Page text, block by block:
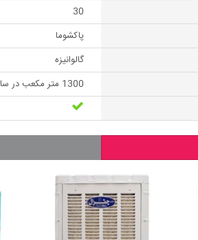
30
پاکشوما
گالوانیزه
1300 متر مکعب در ساعت